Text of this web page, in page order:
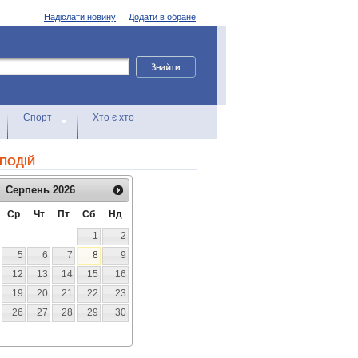
Додати в обране
Надіслати новину
Спорт Хто є хто
Серпень 2026
Ср Чт Пт Сб
Нд
1
2
5 6 7 8
9
12 13 14 15
16
19 20 21 22
23
26 27 28 29
30